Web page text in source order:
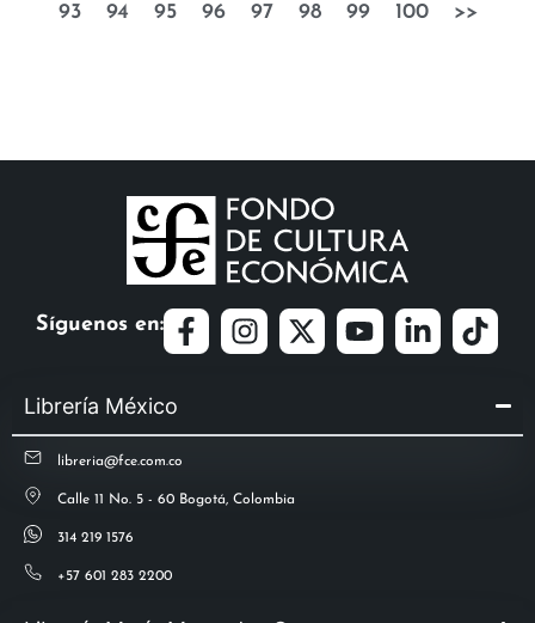
93
94 95 96 97 98 99 100 >>
Síguenos en:
Librería México
libreria@fce.com.co
Calle 11 No. 5 - 60 Bogotá, Colombia
314 219 1576
+57 601 283 2200